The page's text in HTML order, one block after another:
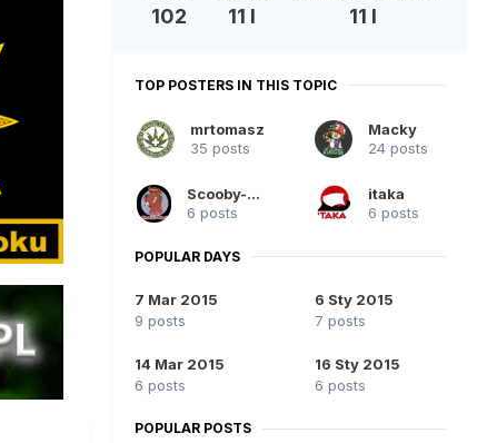
102 11 l 11 l
TOP POSTERS IN THIS TOPIC
mrtomasz
35 posts
Macky
24 posts
Scooby-Doo
6 posts
itaka
6 posts
POPULAR DAYS
7 Mar 2015
9 posts
6 Sty 2015
7 posts
14 Mar 2015
6 posts
16 Sty 2015
6 posts
POPULAR POSTS